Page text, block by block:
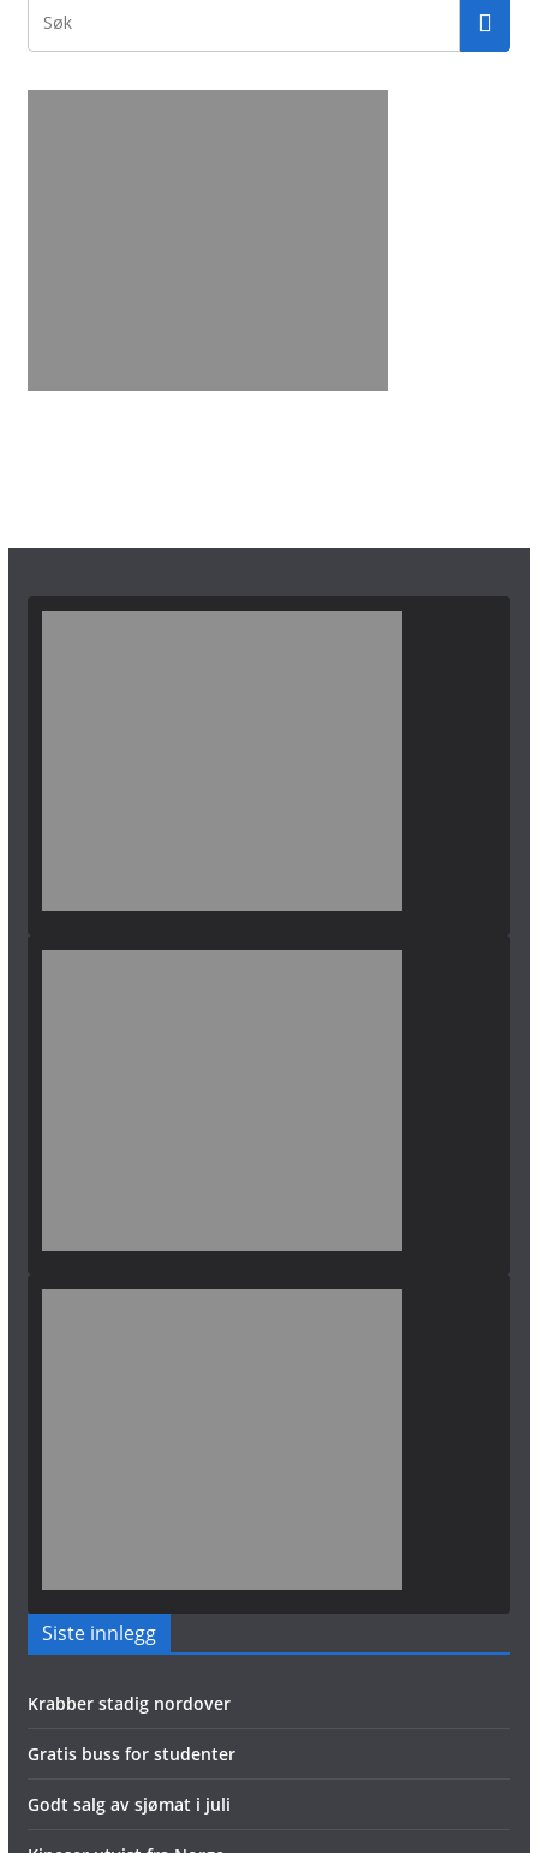
Siste innlegg
Krabber stadig nordover
Gratis buss for studenter
Godt salg av sjømat i juli